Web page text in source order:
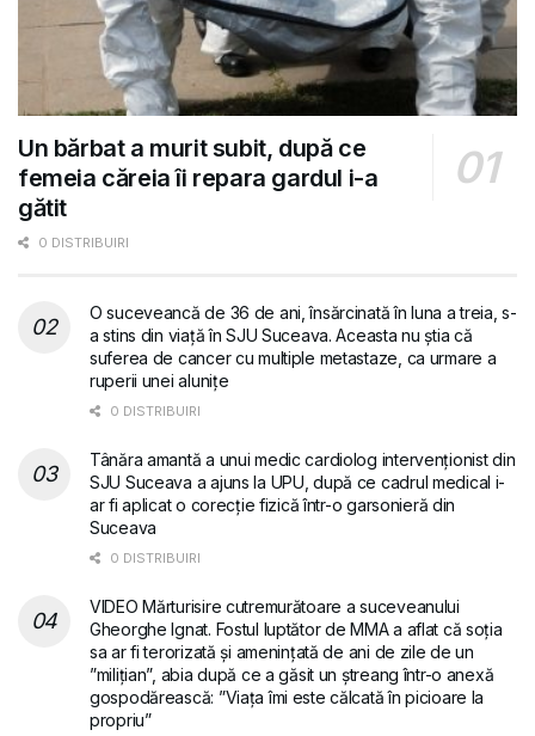
Un bărbat a murit subit, după ce
femeia căreia îi repara gardul i-a
gătit
0 DISTRIBUIRI
O suceveancă de 36 de ani, însărcinată în luna a treia, s-
a stins din viață în SJU Suceava. Aceasta nu știa că
suferea de cancer cu multiple metastaze, ca urmare a
ruperii unei alunițe
0 DISTRIBUIRI
Tânăra amantă a unui medic cardiolog intervenționist din
SJU Suceava a ajuns la UPU, după ce cadrul medical i-
ar fi aplicat o corecție fizică într-o garsonieră din
Suceava
0 DISTRIBUIRI
VIDEO Mărturisire cutremurătoare a suceveanului
Gheorghe Ignat. Fostul luptător de MMA a aflat că soția
sa ar fi terorizată și amenințată de ani de zile de un
”milițian”, abia după ce a găsit un ștreang într-o anexă
gospodărească: ”Viața îmi este călcată în picioare la
propriu”